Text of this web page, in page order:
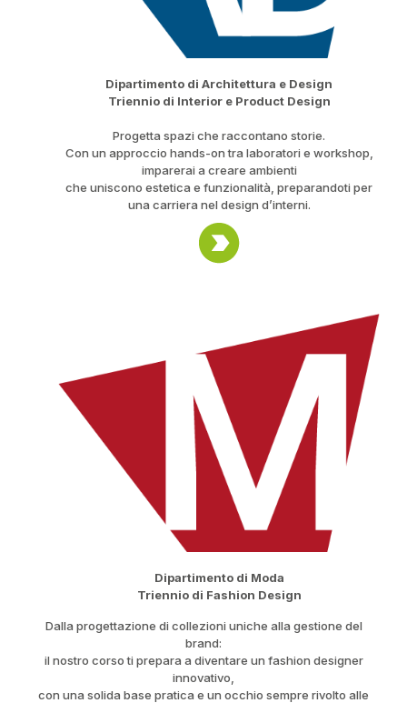
Dipartimento di Architettura e Design
Triennio di Interior e Product Design
Progetta spazi che raccontano storie.
Con un approccio hands-on tra laboratori e workshop,
imparerai a creare ambienti
che uniscono estetica e funzionalità, preparandoti per
una carriera nel design d’interni.
Dipartimento di Moda
Triennio di Fashion Design
Dalla progettazione di collezioni uniche alla gestione del
brand:
il nostro corso ti prepara a diventare un fashion designer
innovativo,
con una solida base pratica e un occhio sempre rivolto alle